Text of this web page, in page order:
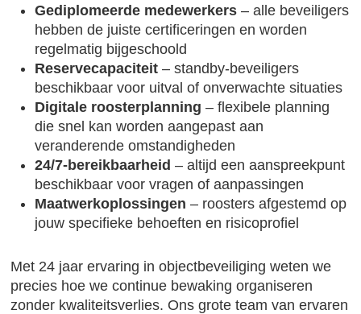
Gediplomeerde medewerkers – alle beveiligers
hebben de juiste certificeringen en worden
regelmatig bijgeschoold
Reservecapaciteit – standby-beveiligers
beschikbaar voor uitval of onverwachte situaties
Digitale roosterplanning – flexibele planning
die snel kan worden aangepast aan
veranderende omstandigheden
24/7-bereikbaarheid – altijd een aanspreekpunt
beschikbaar voor vragen of aanpassingen
Maatwerkoplossingen – roosters afgestemd op
jouw specifieke behoeften en risicoprofiel
Met 24 jaar ervaring in objectbeveiliging weten we
precies hoe we continue bewaking organiseren
zonder kwaliteitsverlies. Ons grote team van ervaren